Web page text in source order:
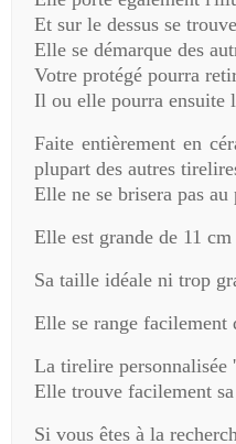
Et sur le dessus se
Elle se démarque des
Votre protégé pourra
Il ou elle pourra ensuite
Faite entièrement en
plupart des autres
Elle ne se brisera pas
Elle est grande de 11
Sa taille idéale ni trop
Elle se range facilement
La tirelire personnalisée
Elle trouve facilement
Si vous êtes à la